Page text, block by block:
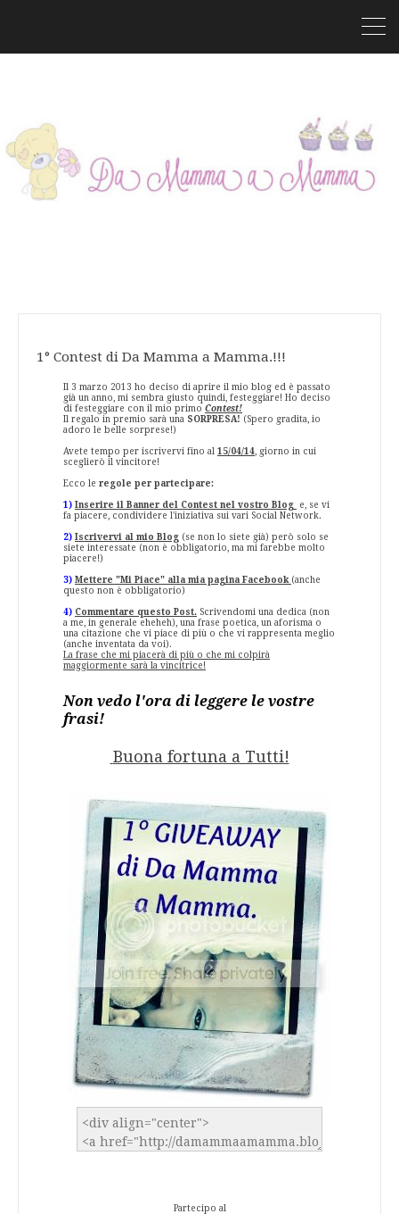
1° Contest di Da Mamma a Mamma.!!!
Il 3 marzo 2013 ho deciso di aprire il mio blog ed è passato
già un anno, mi sembra giusto quindi, festeggiare! Ho deciso
di festeggiare con il mio primo Contest!
Il regalo in premio sarà una SORPRESA! (Spero gradita, io
adoro le belle sorprese!)
Avete tempo per iscrivervi fino al 15/04/14 , giorno in cui
sceglierò il vincitore!
Ecco le regole per partecipare:
1) Inserire il Banner del Contest nel vostro Blog
e, se vi
fa piacere, condividere l'iniziativa sui vari Social Network.
2) Iscrivervi al mio Blog (se non lo siete già) però solo se
siete interessate (non è obbligatorio, ma mi farebbe molto
piacere!)
3) Mettere "Mi Piace" alla mia pagina Facebook (anche
questo non è obbligatorio)
4) Commentare questo Post. Scrivendomi una dedica (non
a me, in generale eheheh), una frase poetica, un aforisma o
una citazione che vi piace di più o che vi rappresenta meglio
(anche inventata da voi).
La frase che mi piacerà di più o che mi colpirà
maggiormente sarà la vincitrice!
Non vedo l'ora di leggere le vostre
frasi!
Buona fortuna a Tutti!
Partecipo al